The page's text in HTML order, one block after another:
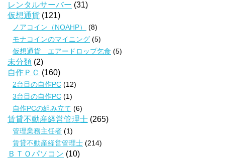
レンタルサーバー (31)
仮想通貨 (121)
ノアコイン（NOAHP）
(8)
モナコインのマイニング (5)
仮想通貨 エアードロップ乞食 (5)
未分類 (2)
自作ＰＣ (160)
2台目の自作PC (12)
3台目の自作PC (1)
自作PCの組み立て (6)
賃貸不動産経営管理士 (265)
管理業務主任者 (1)
賃貸不動産経営管理士 (214)
ＢＴＯパソコン (10)